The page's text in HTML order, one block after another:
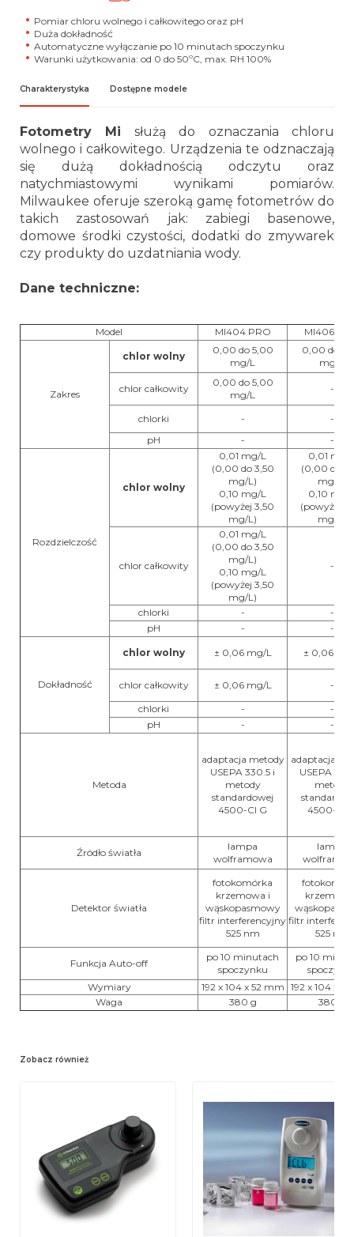
Pomiar chloru wolnego i całkowitego oraz pH
Duża dokładność
Automatyczne wyłączanie po 10 minutach spoczynku
Warunki użytkowania: od 0 do 50ºC, max. RH 100%
Charakterystyka Dostępne modele
Fotometry Mi służą do oznaczania chloru
wolnego i całkowitego. Urządzenia te odznaczają
się dużą dokładnością odczytu oraz
natychmiastowymi wynikami pomiarów.
Milwaukee oferuje szeroką gamę fotometrów do
takich zastosowań jak: zabiegi basenowe,
domowe środki czystości, dodatki do zmywarek
czy produkty do uzdatniania wody.
Dane techniczne:
Model MI404 PRO MI406
Zakres
chlor wolny
0,00 do 5,00
mg/L
0,00 do
mg/L
chlor całkowity
0,00 do 5,00
mg/L
-
chlorki -
-
pH
- -
Rozdzielczość
chlor wolny
0,01 mg/L
(0,00 do 3,50
mg/L)
0,10 mg/L
(powyżej 3,50
mg/L)
0,01 mg/
(0,00 do
mg/L)
0,10 mg/
(powyżej
mg/L)
chlor całkowity
0,01 mg/L
(0,00 do 3,50
mg/L)
0,10 mg/L
(powyżej 3,50
mg/L)
-
chlorki -
-
pH
- -
Dokładność
chlor wolny ± 0,06 mg/L ± 0,06
chlor całkowity ± 0,06 mg/L
-
chlorki
-
-
pH
- -
Metoda
adaptacja metody
USEPA 330.5 i
metody
standardowej
4500-Cl G
adaptacja
USEPA
metody
4500-Cl
Źródło światła
lampa
wolframowa
lampa
Detektor światła
fotokomórka
krzemowa i
wąskopasmowy
filtr interferencyjny
525 nm
filtr
525 nm
Funkcja Auto-off
po 10 minutach
spoczynku
po 10
Wymiary
192 x 104 x 52 mm 192 x 104 x
Waga
380 g 380 g
Zobacz również